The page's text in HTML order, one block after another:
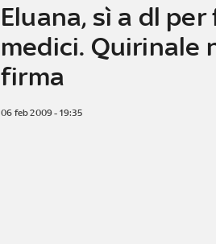
Eluana, sì a dl
medici. Quirinale
firma
06 feb 2009 - 19:35